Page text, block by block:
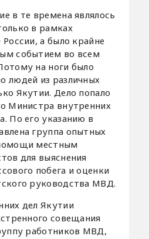
в те времена являлось
в рамках
а было крайне
событием во всем
на ноги было
людей из различных
Якутии. Дело попало
Министра внутренних
По его указанию в
группа опытных
местным
для выяснения
побега и оценки
руководства МВД.
дел Якутии
совещания
работников МВД,